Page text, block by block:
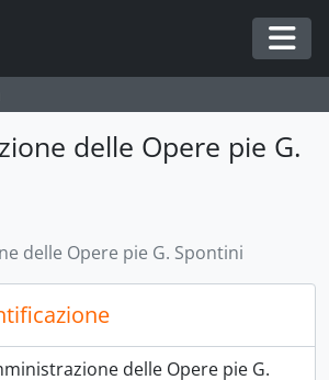
delle Opere pie G.
delle Opere pie G. Spontini
delle Opere pie G.